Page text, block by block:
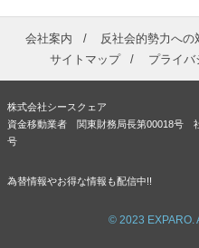
会社案内 反社会的勢力へ
サイトマップ
プライバ
株式会社シースクェア
資金移動業者 関東財務局長第00018号
号
為替情報やお得な情報も配信中!!
© 2023 EXPARO.